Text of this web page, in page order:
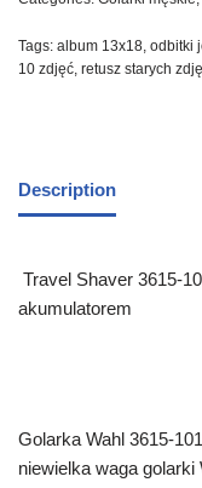
Tags: album 13x18, odbitki
10 zdjęć, retusz starych
Description
Travel Shaver 3615-
akumulatorem
Golarka Wahl 3615-
niewielka waga